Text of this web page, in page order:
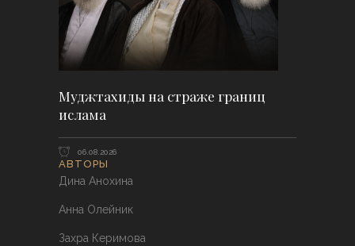
Муджтахиды на страже границ
ислама
06.08.2026
АВТОРЫ
Дина Анохина
Анна Олейник
Захра Керимова